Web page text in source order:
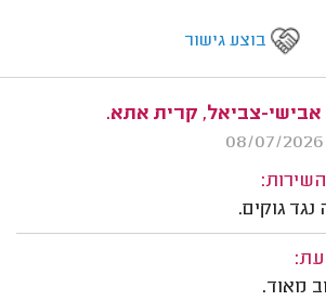
בוצע גישור
אבישי-צביאל, קרית אתא.
גוקים.
מאוד.